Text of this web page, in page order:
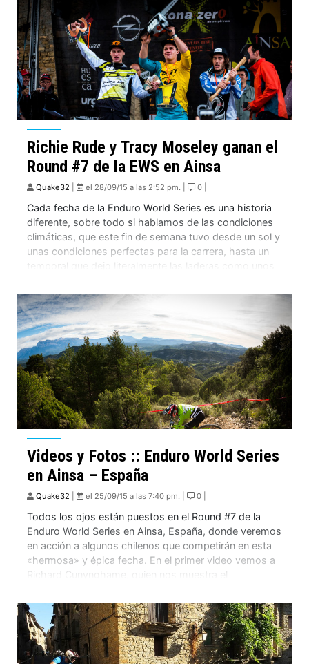
Richie Rude y Tracy Moseley ganan el
Round #7 de la EWS en Ainsa
Quake32 el 28/09/15 a las 2:52 pm. | 0 |
Cada fecha de la Enduro World Series es una historia
diferente, sobre todo si hablamos de las condiciones
climáticas, que este fin de semana tuvo desde un sol y
unas condiciones perfectas para la carrera, hasta un
temporal que dejo literalmente las laderas como unos
Afortunadamente los Montenbaikers […]
Videos y Fotos :: Enduro World Series
en Ainsa – España
Quake32 el 25/09/15 a las 7:40 pm. | 0 |
Todos los ojos están puestos en el Round #7 de la
Enduro World Series en Ainsa, España, donde veremos
en acción a algunos chilenos que competirán en esta
«hermosa» y épica fecha. En el primer video vemos a
Richard Cunynghame, quien nos muestra el
vistas y paisajes […]